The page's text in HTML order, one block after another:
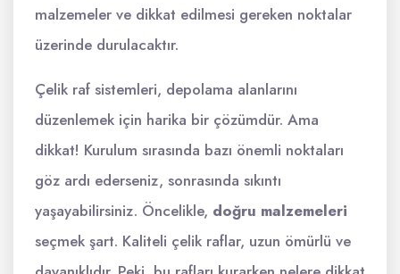
malzemeler ve dikkat edilmesi gereken noktalar
üzerinde durulacaktır.
Çelik raf sistemleri, depolama alanlarını
düzenlemek için harika bir çözümdür. Ama
dikkat! Kurulum sırasında bazı önemli noktaları
göz ardı ederseniz, sonrasında sıkıntı
yaşayabilirsiniz. Öncelikle, doğru malzemeleri
seçmek şart. Kaliteli çelik raflar, uzun ömürlü ve